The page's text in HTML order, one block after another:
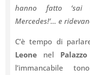
hanno fatto ‘sai
Mercedes!’… e
C’è tempo di
Leone nel
l’immancabile